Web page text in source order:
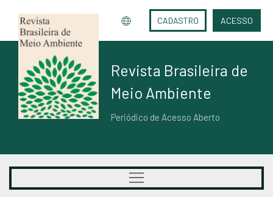
CADASTRO ACESSO
Revista Brasileira de
Meio Ambiente
Periódico de Acesso Aberto